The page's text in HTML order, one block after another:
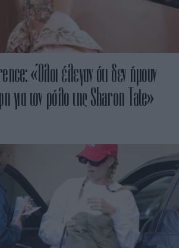
«Όλοι έλεγαν ότι δεν ήμουν
για τον ρόλο της Sharon Tate»